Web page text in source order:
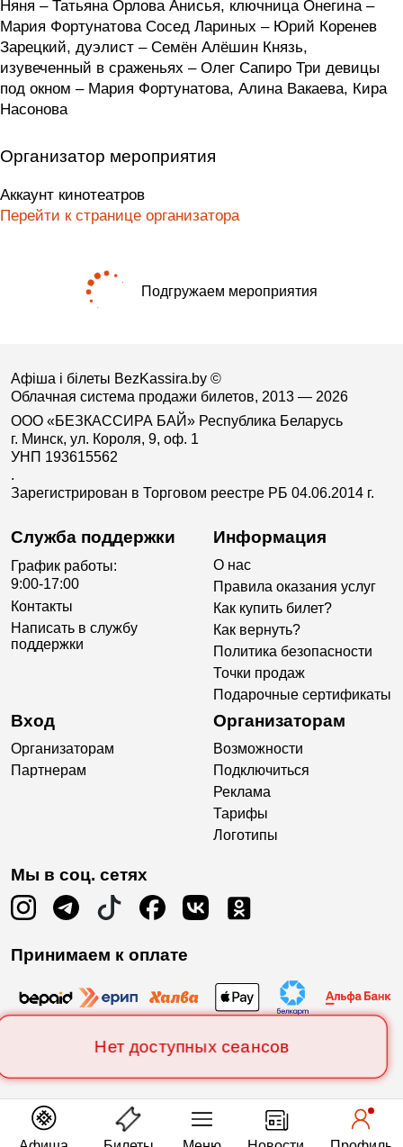
Нет доступных сеансов
Няня – Татьяна Орлова Анисья, ключница Онегина –
Мария Фортунатова Сосед Лариных – Юрий Коренев
Зарецкий, дуэлист – Семён Алёшин Князь,
изувеченный в сраженьях – Олег Сапиро Три девицы
под окном – Мария Фортунатова, Алина Вакаева, Кира
Насонова
Организатор мероприятия
Аккаунт кинотеатров
Перейти к странице организатора
Подгружаем мероприятия
Афіша і білеты BezKassira.by ©
Облачная система продажи билетов, 2013 — 2026
ООО «БЕЗКАССИРА БАЙ» Республика Беларусь
г. Минск, ул. Короля, 9, оф. 1
УНП 193615562
.
Зарегистрирован в Торговом реестре РБ 04.06.2014 г.
Служба поддержки
График работы:
9:00-17:00
Контакты
Написать в службу
поддержки
Информация
О нас
Правила оказания услуг
Как купить билет?
Как вернуть?
Политика безопасности
Точки продаж
Подарочные сертификаты
Вход
Организаторам
Партнерам
Организаторам
Возможности
Подключиться
Реклама
Тарифы
Логотипы
Мы в соц. сетях
Принимаем к оплате